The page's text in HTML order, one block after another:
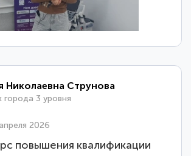
Николаевна Струнова
города 3 уровня
2026
повышения квалификации